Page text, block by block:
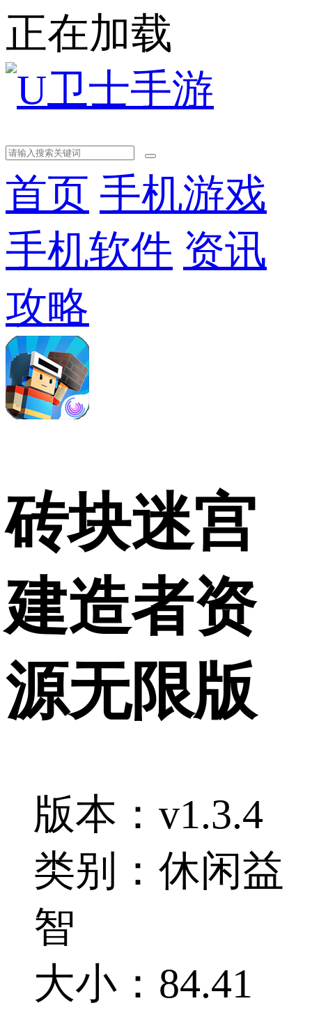
正在加载
首页 手机游戏
手机软件 资讯
攻略
砖块迷宫
建造者资
源无限版
版本：v1.3.4
类别：休闲益
智
大小：84.41